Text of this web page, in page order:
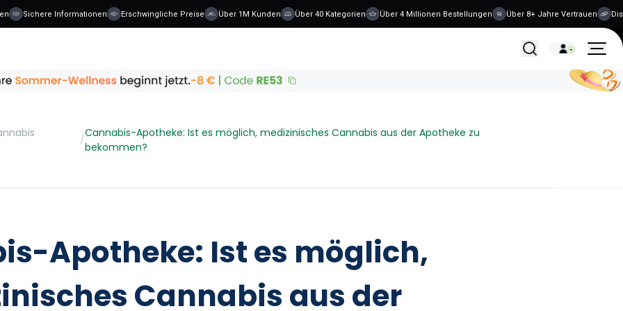
Sichere Informationen Erschwingliche Preise Über 1M Kunden Über 40 Kategorien Über 4 Millionen Bestellungen Über 8+ Jahre Vertrauen
Alle Behandlungen
/
Cannabis-Apotheke: Ist es möglich, medizinisches Cannabis aus der Apotheke zu
bekommen?
Apotheke: Ist es möglich,
Cannabis aus der